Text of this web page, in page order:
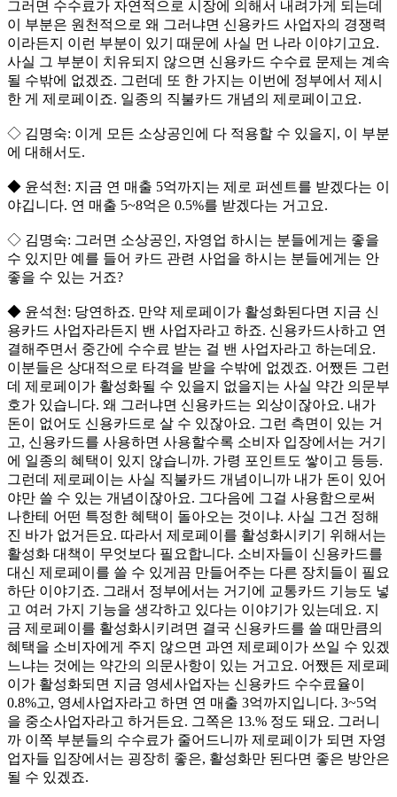
그러면 수수료가 자연적으로 시장에 의해서 내려가게 되는데
이 부분은 원천적으로 왜 그러냐면 신용카드 사업자의 경쟁력
이라든지 이런 부분이 있기 때문에 사실 먼 나라 이야기고요.
사실 그 부분이 치유되지 않으면 신용카드 수수료 문제는 계속
될 수밖에 없겠죠. 그런데 또 한 가지는 이번에 정부에서 제시
한 게 제로페이죠. 일종의 직불카드 개념의 제로페이고요.
◇ 김명숙: 이게 모든 소상공인에 다 적용할 수 있을지, 이 부분
에 대해서도.
◆ 윤석천: 지금 연 매출 5억까지는 제로 퍼센트를 받겠다는 이
야깁니다. 연 매출 5~8억은 0.5%를 받겠다는 거고요.
◇ 김명숙: 그러면 소상공인, 자영업 하시는 분들에게는 좋을
수 있지만 예를 들어 카드 관련 사업을 하시는 분들에게는 안
좋을 수 있는 거죠?
◆ 윤석천: 당연하죠. 만약 제로페이가 활성화된다면 지금 신
용카드 사업자라든지 밴 사업자라고 하죠. 신용카드사하고 연
결해주면서 중간에 수수료 받는 걸 밴 사업자라고 하는데요.
이분들은 상대적으로 타격을 받을 수밖에 없겠죠. 어쨌든 그런
데 제로페이가 활성화될 수 있을지 없을지는 사실 약간 의문부
호가 있습니다. 왜 그러냐면 신용카드는 외상이잖아요. 내가
돈이 없어도 신용카드로 살 수 있잖아요. 그런 측면이 있는 거
고, 신용카드를 사용하면 사용할수록 소비자 입장에서는 거기
에 일종의 혜택이 있지 않습니까. 가령 포인트도 쌓이고 등등.
그런데 제로페이는 사실 직불카드 개념이니까 내가 돈이 있어
야만 쓸 수 있는 개념이잖아요. 그다음에 그걸 사용함으로써
나한테 어떤 특정한 혜택이 돌아오는 것이냐. 사실 그건 정해
진 바가 없거든요. 따라서 제로페이를 활성화시키기 위해서는
활성화 대책이 무엇보다 필요합니다. 소비자들이 신용카드를
대신 제로페이를 쓸 수 있게끔 만들어주는 다른 장치들이 필요
하단 이야기죠. 그래서 정부에서는 거기에 교통카드 기능도 넣
고 여러 가지 기능을 생각하고 있다는 이야기가 있는데요. 지
금 제로페이를 활성화시키려면 결국 신용카드를 쓸 때만큼의
혜택을 소비자에게 주지 않으면 과연 제로페이가 쓰일 수 있겠
느냐는 것에는 약간의 의문사항이 있는 거고요. 어쨌든 제로페
이가 활성화되면 지금 영세사업자는 신용카드 수수료율이
0.8%고, 영세사업자라고 하면 연 매출 3억까지입니다. 3~5억
을 중소사업자라고 하거든요. 그쪽은 13.% 정도 돼요. 그러니
까 이쪽 부분들의 수수료가 줄어드니까 제로페이가 되면 자영
업자들 입장에서는 굉장히 좋은, 활성화만 된다면 좋은 방안은
될 수 있겠죠.